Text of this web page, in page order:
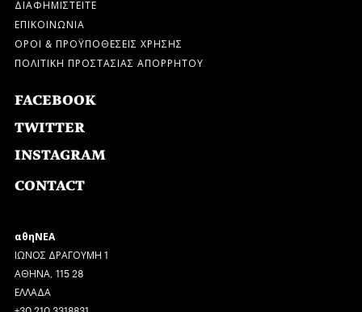
ΔΙΑΦΗΜΙΣΤΕΙΤΕ
ΕΠΙΚΟΙΝΩΝΙΑ
ΟΡΟΙ & ΠΡΟΫΠΟΘΕΣΕΙΣ ΧΡΗΣΗΣ
ΠΟΛΙΤΙΚΗ ΠΡΟΣΤΑΣΙΑΣ ΑΠΟΡΡΗΤΟΥ
FACEBOOK
TWITTER
INSTAGRAM
CONTACT
αθηΝΕΑ
ΙΩΝΟΣ ΔΡΑΓΟΥΜΗ 1
ΑΘΗΝΑ, 115 28
ΕΛΛΑΔΑ